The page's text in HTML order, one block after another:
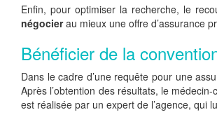
Enfin, pour optimiser la recherche, le
négocierau mieux une offre d’assurance
Bénéficier de la
Dans le cadre d’une requête pour une
Après l’obtention des résultats, le
est réalisée par un expert de l’agence, qui